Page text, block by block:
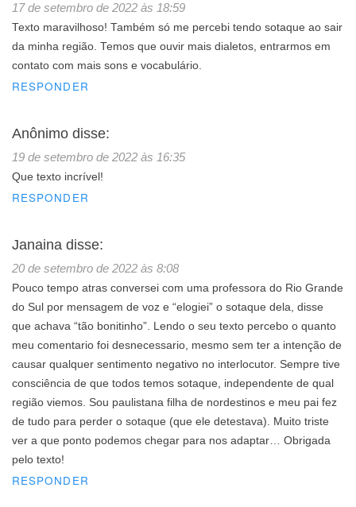
17 de setembro de 2022 às 18:59
Texto maravilhoso! Também só me percebi tendo sotaque ao sair
da minha região. Temos que ouvir mais dialetos, entrarmos em
contato com mais sons e vocabulário.
RESPONDER
Anônimo disse:
19 de setembro de 2022 às 16:35
Que texto incrível!
RESPONDER
Janaina disse:
20 de setembro de 2022 às 8:08
Pouco tempo atras conversei com uma professora do Rio Grande
do Sul por mensagem de voz e “elogiei” o sotaque dela, disse
que achava “tão bonitinho”. Lendo o seu texto percebo o quanto
meu comentario foi desnecessario, mesmo sem ter a intenção de
causar qualquer sentimento negativo no interlocutor. Sempre tive
consciência de que todos temos sotaque, independente de qual
região viemos. Sou paulistana filha de nordestinos e meu pai fez
de tudo para perder o sotaque (que ele detestava). Muito triste
ver a que ponto podemos chegar para nos adaptar… Obrigada
pelo texto!
RESPONDER